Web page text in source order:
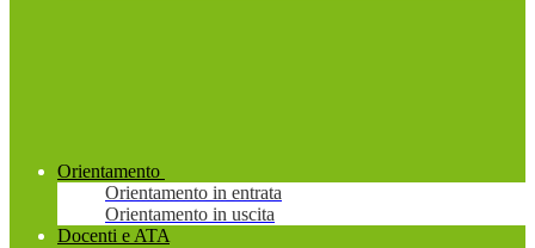
Orientamento
Orientamento in entrata
Orientamento in uscita
Docenti e ATA